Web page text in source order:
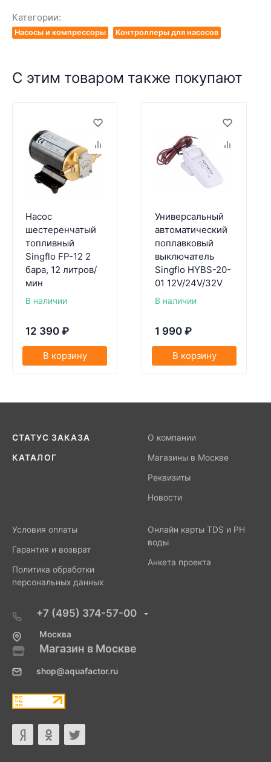
Категории:
Насосы и компрессоры Контроллеры для насосов
С этим товаром также покупают
Насос
шестеренчатый
топливный
Singflo FP-12 2
бара, 12 литров/
мин
В наличии
12 390 ₽
В корзину
Универсальный
автоматический
поплавковый
выключатель
Singflo HYBS-20-
01 12V/24V/32V
В наличии
1 990 ₽
В корзину
СТАТУС ЗАКАЗА
КАТАЛОГ
О компании
Магазины в Москве
Реквизиты
Новости
Условия оплаты
Гарантия и возврат
Политика обработки
персональных данных
Онлайн карты TDS и PH
воды
Анкета проекта
+7 (495) 374-57-00
Москва
Магазин в Москве
shop@aquafactor.ru